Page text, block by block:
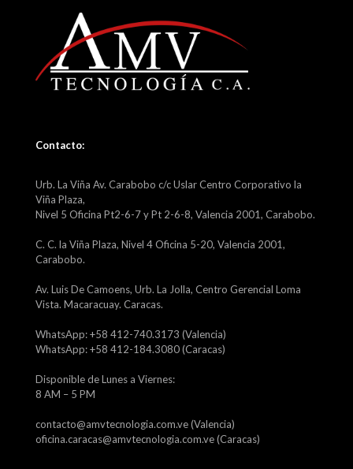
Contacto:
Urb. La Viña Av. Carabobo c/c Uslar Centro Corporativo la
Viña Plaza,
Nivel 5 Oficina Pt2-6-7 y Pt 2-6-8, Valencia 2001, Carabobo.
C. C. la Viña Plaza, Nivel 4 Oficina 5-20, Valencia 2001,
Carabobo.
Av. Luis De Camoens, Urb. La Jolla, Centro Gerencial Loma
Vista. Macaracuay. Caracas.
WhatsApp: +58 412-740.3173 (Valencia)
WhatsApp: +58 412-184.3080 (Caracas)
Disponible de Lunes a Viernes:
8 AM – 5 PM
contacto@amvtecnologia.com.ve (Valencia)
oficina.caracas@amvtecnologia.com.ve (Caracas)